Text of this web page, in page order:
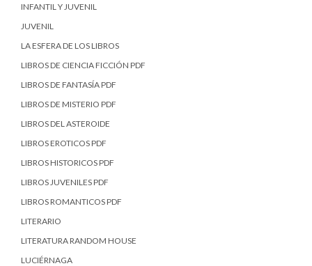
INFANTIL Y JUVENIL
JUVENIL
LA ESFERA DE LOS LIBROS
LIBROS DE CIENCIA FICCIÓN PDF
LIBROS DE FANTASÍA PDF
LIBROS DE MISTERIO PDF
LIBROS DEL ASTEROIDE
LIBROS EROTICOS PDF
LIBROS HISTORICOS PDF
LIBROS JUVENILES PDF
LIBROS ROMANTICOS PDF
LITERARIO
LITERATURA RANDOM HOUSE
LUCIÉRNAGA